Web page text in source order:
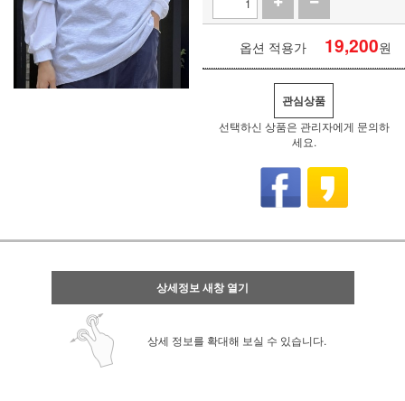
옵션 적용가 19,200원
관심상품
선택하신 상품은 관리자에게 문의하
세요.
상세정보 새창 열기
상세 정보를 확대해 보실 수 있습니다.